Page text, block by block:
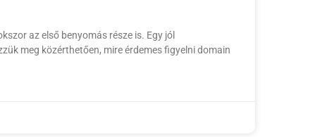
az első benyomás része is. Egy jól
meg közérthetően, mire érdemes figyelni domain